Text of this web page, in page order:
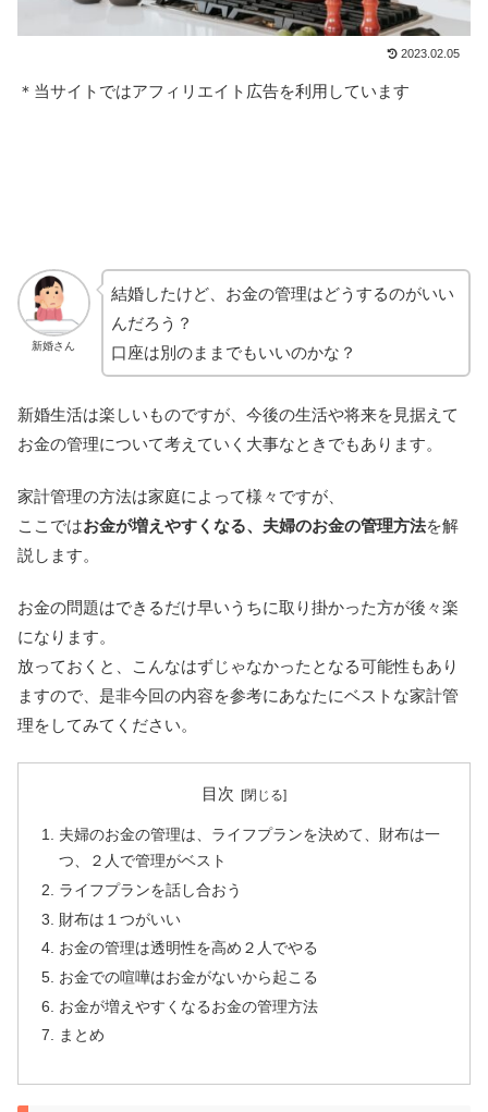
2023.02.05
＊当サイトではアフィリエイト広告を利用しています
新婚さん
結婚したけど、お金の管理はどうするのがいい
んだろう？
口座は別のままでもいいのかな？
新婚生活は楽しいものですが、今後の生活や将来を見据えて
お金の管理について考えていく大事なときでもあります。
家計管理の方法は家庭によって様々ですが、
ここではお金が増えやすくなる、夫婦のお金の管理方法を解
説します。
お金の問題はできるだけ早いうちに取り掛かった方が後々楽
になります。
放っておくと、こんなはずじゃなかったとなる可能性もあり
ますので、是非今回の内容を参考にあなたにベストな家計管
理をしてみてください。
目次
夫婦のお金の管理は、ライフプランを決めて、財布は一
つ、２人で管理がベスト
ライフプランを話し合おう
財布は１つがいい
お金の管理は透明性を高め２人でやる
お金での喧嘩はお金がないから起こる
お金が増えやすくなるお金の管理方法
まとめ